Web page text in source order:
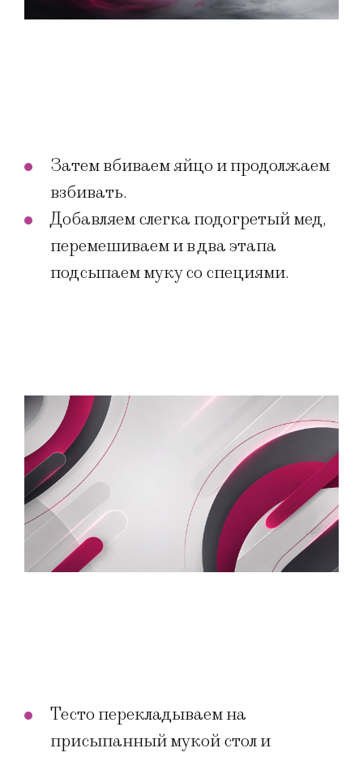
Затем вбиваем яйцо и продолжаем
взбивать.
Добавляем слегка подогретый мед,
перемешиваем и в два этапа
подсыпаем муку со специями.
Тесто перекладываем на
присыпанный мукой стол и